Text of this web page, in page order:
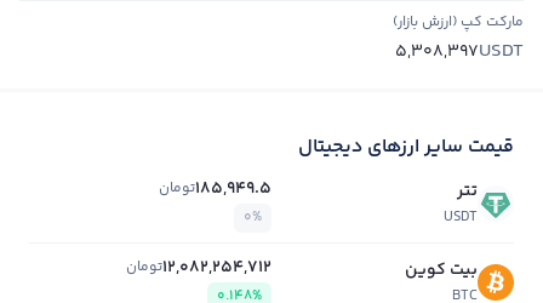
مارکت کپ (ارزش بازار)
USDT
5,308,397
قیمت سایر ارزهای دیجیتال
تتر
USDT
185,949.5تومان
0%
بیت کوین
BTC
12,082,254,712تومان
0.148%